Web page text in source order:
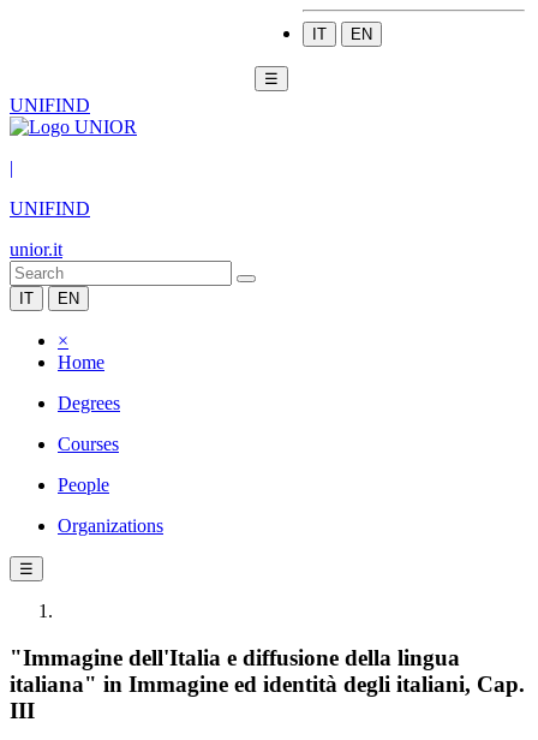
IT EN
☰
UNIFIND
|
UNIFIND
unior.it
IT EN
×
Home
Degrees
Courses
People
Organizations
☰
"Immagine dell'Italia e diffusione della lingua
italiana" in Immagine ed identità degli italiani, Cap.
III